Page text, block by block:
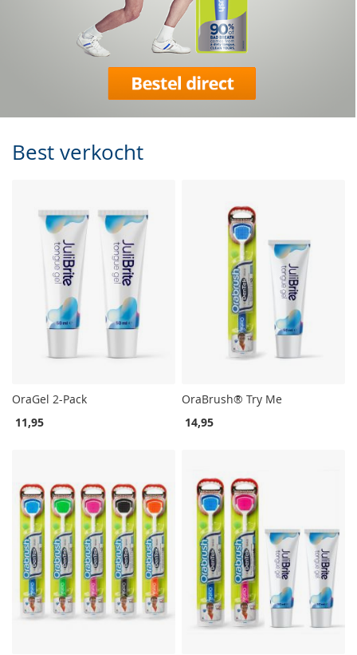
Best verkocht
OraGel 2-Pack
11,95
OraBrush® Try Me
14,95